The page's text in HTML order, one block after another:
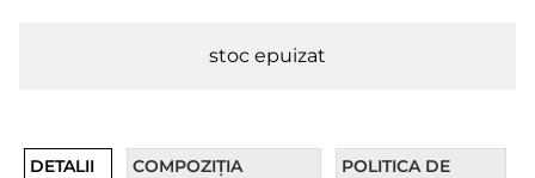
stoc epuizat
DETALII
COMPOZIȚIA
POLITICA DE